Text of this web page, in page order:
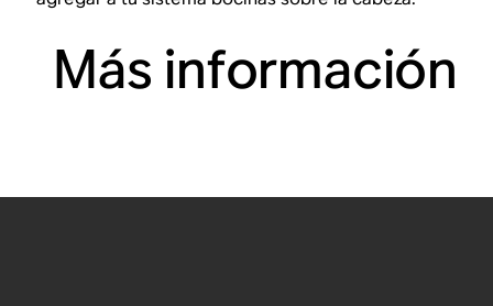
Más información